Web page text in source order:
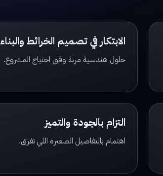
الابتكار في تصميم الخرائط والبناء
حلول هندسية مرنة وفق احتياج المشروع.
التزام بالجودة والتميز
اهتمام بالتفاصيل الصغيرة اللي تفرق.